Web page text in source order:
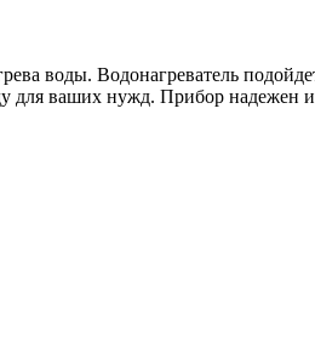
воды. Водонагреватель
ваших нужд. Прибор надежен